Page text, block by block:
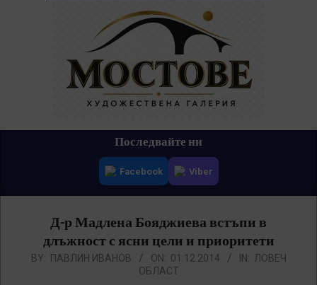
Последвайте ни
Facebook Viber
Д-р Мадлена Бояджиева встъпи в
длъжност с ясни цели и приоритети
BY: ПАВЛИН ИВАНОВ ON: 01.12.2014 IN: ЛОВЕЧ
ОБЛАСТ